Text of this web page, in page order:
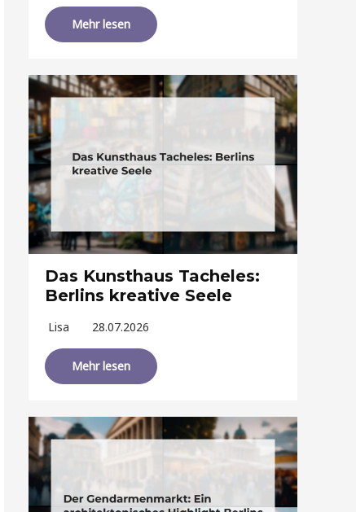
Mehr lesen
Das Kunsthaus Tacheles:
Berlins kreative Seele
Lisa 28.07.2026
Mehr lesen